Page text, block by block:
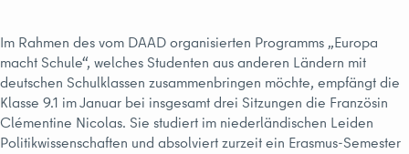
Im Rahmen des vom DAAD organisierten Programms „Europa
macht Schule“, welches Studenten aus anderen Ländern mit
deutschen Schulklassen zusammenbringen möchte, empfängt die
Klasse 9.1 im Januar bei insgesamt drei Sitzungen die Französin
Clémentine Nicolas. Sie studiert im niederländischen Leiden
Politikwissenschaften und absolviert zurzeit ein Erasmus-Semester